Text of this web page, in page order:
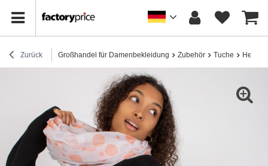
Zurück Großhandel für Damenbekleidung Zubehör Tuche